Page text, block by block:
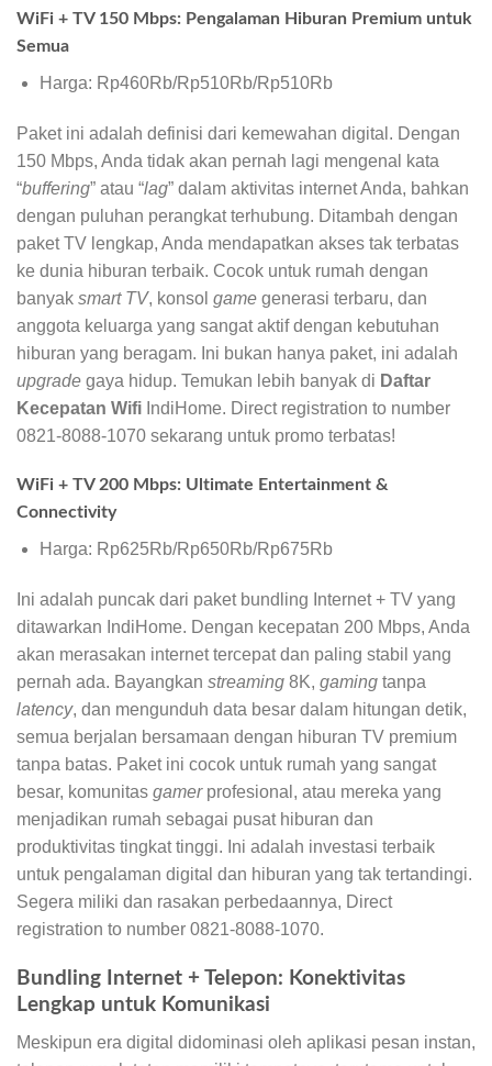
WiFi + TV 150 Mbps: Pengalaman Hiburan Premium untuk
Semua
Harga: Rp460Rb/Rp510Rb/Rp510Rb
Paket ini adalah definisi dari kemewahan digital. Dengan
150 Mbps, Anda tidak akan pernah lagi mengenal kata
“buffering” atau “lag” dalam aktivitas internet Anda, bahkan
dengan puluhan perangkat terhubung. Ditambah dengan
paket TV lengkap, Anda mendapatkan akses tak terbatas
ke dunia hiburan terbaik. Cocok untuk rumah dengan
banyak smart TV, konsol game generasi terbaru, dan
anggota keluarga yang sangat aktif dengan kebutuhan
hiburan yang beragam. Ini bukan hanya paket, ini adalah
upgrade gaya hidup. Temukan lebih banyak di Daftar
Kecepatan Wifi IndiHome. Direct registration to number
0821-8088-1070 sekarang untuk promo terbatas!
WiFi + TV 200 Mbps: Ultimate Entertainment &
Connectivity
Harga: Rp625Rb/Rp650Rb/Rp675Rb
Ini adalah puncak dari paket bundling Internet + TV yang
ditawarkan IndiHome. Dengan kecepatan 200 Mbps, Anda
akan merasakan internet tercepat dan paling stabil yang
pernah ada. Bayangkan streaming 8K, gaming tanpa
latency, dan mengunduh data besar dalam hitungan detik,
semua berjalan bersamaan dengan hiburan TV premium
tanpa batas. Paket ini cocok untuk rumah yang sangat
besar, komunitas gamerprofesional, atau mereka yang
menjadikan rumah sebagai pusat hiburan dan
produktivitas tingkat tinggi. Ini adalah investasi terbaik
untuk pengalaman digital dan hiburan yang tak tertandingi.
Segera miliki dan rasakan perbedaannya, Direct
registration to number 0821-8088-1070.
Bundling Internet + Telepon: Konektivitas
Lengkap untuk Komunikasi
Meskipun era digital didominasi oleh aplikasi pesan instan,